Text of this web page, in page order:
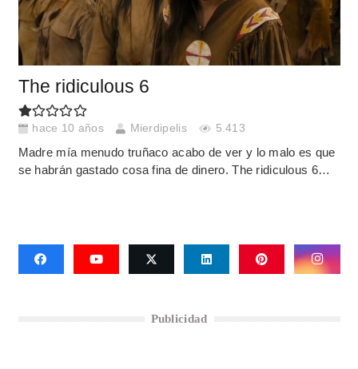
The ridiculous 6
hace 10 años Mierdipelis 5.413
Madre mía menudo truñaco acabo de ver y lo malo es que
se habrán gastado cosa fina de dinero. The ridiculous 6…
Publicidad